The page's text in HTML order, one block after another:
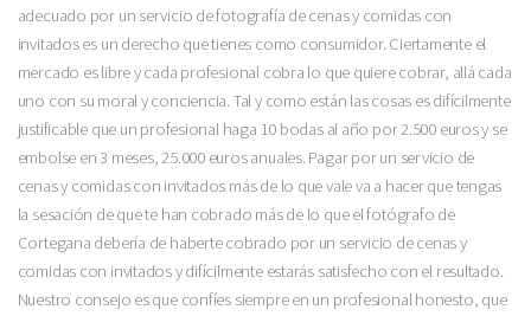
adecuado por un servicio de fotografía de cenas y comidas con
invitados es un derecho que tienes como consumidor. Ciertamente el
mercado es libre y cada profesional cobra lo que quiere cobrar, allá cada
uno con su moral y conciencia. Tal y como están las cosas es difícilmente
justificable que un profesional haga 10 bodas al año por 2.500 euros y se
embolse en 3 meses, 25.000 euros anuales. Pagar por un servicio de
cenas y comidas con invitados más de lo que vale va a hacer que tengas
la sesación de que te han cobrado más de lo que el fotógrafo de
Cortegana debería de haberte cobrado por un servicio de cenas y
comidas con invitados y difícilmente estarás satisfecho con el resultado.
Nuestro consejo es que confíes siempre en un profesional honesto, que